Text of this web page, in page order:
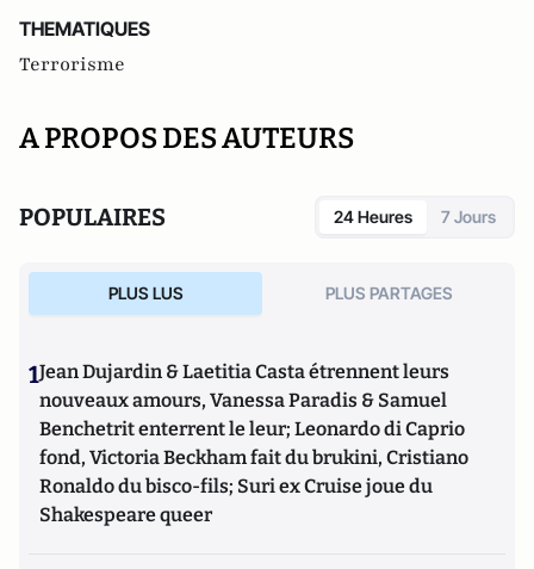
THEMATIQUES
Terrorisme
A PROPOS DES AUTEURS
POPULAIRES 24 Heures 7 Jours
PLUS LUS PLUS PARTAGES
1Jean Dujardin & Laetitia Casta étrennent leurs
nouveaux amours, Vanessa Paradis & Samuel
Benchetrit enterrent le leur; Leonardo di Caprio
fond, Victoria Beckham fait du brukini, Cristiano
Ronaldo du bisco-fils; Suri ex Cruise joue du
Shakespeare queer